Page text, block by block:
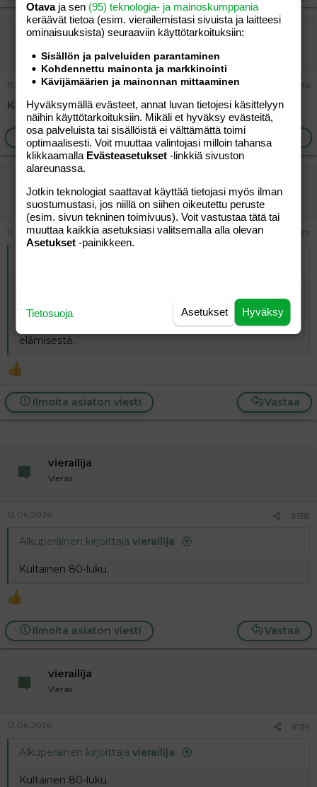
vierailija
11.06.2026 #136
Kultainen 80-luku.
Ilmoita asiaton viesti
Vieras
11.06.2026 #137
ilman nettiä kotona. Monta vuotta nettitaukoa sen
jälkeen, kun lapset muuttivat omilleen.
Spotify:ssa on hyvä filosofia-luentosarja omana itsenään
elämisestä.
Vastaa
Ilmoita asiaton viesti
vierailija
Vieras
12.06.2026 #138
Alkuperäinen kirjoittaja vierailija:
Kultainen 80-luku.
Vastaa
Ilmoita asiaton viesti
vierailija
Vieras
12.06.2026 #139
Alkuperäinen kirjoittaja vierailija:
Kultainen 80-luku.
Otavaja sen (95) teknologia- ja mainoskumppania
keräävät tietoa (esim. vierailemis­tasi sivuista ja laitteesi
ominaisuuk­sista) seuraaviin käyttötarkoituksiin:
Sisällön ja palveluiden parantaminen
Kohdennettu mainonta ja markkinointi
Kävijämäärien ja mainonnan mittaaminen
Hyväksymällä evästeet, annat luvan tietojesi käsittelyyn
näihin käyttötarkoituksiin. Mikäli et hyväksy evästeitä,
osa palveluista tai sisällöistä ei välttämättä toimi
optimaalisesti. Voit muuttaa valintojasi milloin tahansa
klikkaamalla Evästeasetukset -linkkiä sivuston
alareunassa.
Jotkin teknologiat saattavat käyttää tietojasi myös ilman
suostumustasi, jos niillä on siihen oikeutettu peruste
(esim. sivun tekninen toimivuus). Voit vastustaa tätä tai
muuttaa kaikkia asetuksiasi valitsemalla alla olevan
Asetukset -painikkeen.
Hyväksy
Asetukset
Tietosuoja